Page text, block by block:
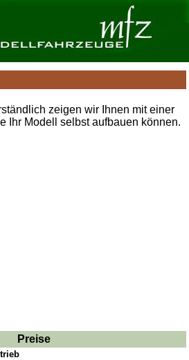
zeigen wir Ihnen mit einer
Ihr Modell selbst aufbauen können.
Preise